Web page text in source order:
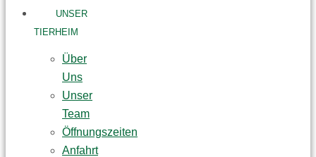
UNSER
TIERHEIM
Über
Uns
Unser
Team
Öffnungszeiten
Anfahrt